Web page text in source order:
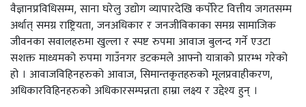
वैज्ञानप्रविधिसम्म, साना घरेलु उद्योग व्यापारदेखि कर्पोरेट वित्तीय जगतसम्म
अर्थात् समग्र राष्ट्रियता, जनअधिकार र जनजीविकाका समग्र सामाजिक
जीवनका सवालहरुमा खुल्ला र स्पष्ट रुपमा आवाज बुलन्द गर्ने एउटा
सशक्त माध्यमको रुपमा गाउँनगर डटकमले आफ्नो यात्राको प्रारम्भ गरेको
हो । आवाजविहिनहरुको आवाज, सिमान्तकृतहरुको मूलप्रवाहीकरण,
अधिकारविहिनहरुको अधिकारसम्पन्नता हाम्रा लक्ष्य र उद्देश्य हुन् ।